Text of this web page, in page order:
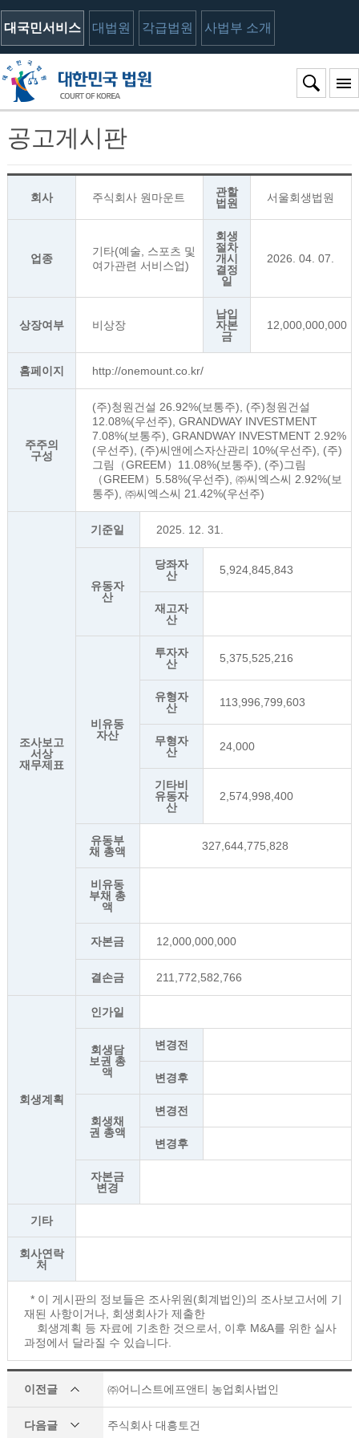
대국민서비스 대법원 각급법원 사법부 소개
공고게시판
회사 주식회사 원마운트
관할
법원
서울회생법원
업종
기타(예술, 스포츠 및
여가관련 서비스업)
회생
절차
개시
결정
일
2026. 04. 07.
상장여부 비상장
납입
자본
금
12,000,000,000
홈페이지 http://onemount.co.kr/
주주의
구성
(주)청원건설 26.92%(보통주), (주)청원건설
12.08%(우선주), GRANDWAY INVESTMENT
7.08%(보통주), GRANDWAY INVESTMENT 2.92%
(우선주), (주)씨앤에스자산관리 10%(우선주), (주)
그림（GREEM）11.08%(보통주), (주)그림
（GREEM）5.58%(우선주), ㈜씨엑스씨 2.92%(보
통주), ㈜씨엑스씨 21.42%(우선주)
조사보고
서상
재무제표
기준일 2025. 12. 31.
유동자
산
당좌자
산
5,924,845,843
재고자
산
비유동
자산
투자자
산
5,375,525,216
유형자
산
113,996,799,603
무형자
산
24,000
기타비
유동자
산
2,574,998,400
유동부
채 총액
327,644,775,828
비유동
부채 총
액
자본금 12,000,000,000
결손금 211,772,582,766
회생계획
인가일
회생담
보권 총
액
변경전
변경후
회생채
권 총액
변경전
변경후
자본금
변경
기타
회사연락
처
* 이 게시판의 정보들은 조사위원(회계법인)의 조사보고서에 기
재된 사항이거나, 회생회사가 제출한
회생계획 등 자료에 기초한 것으로서, 이후 M&A를 위한 실사
과정에서 달라질 수 있습니다.
이전글 ㈜어니스트에프앤티 농업회사법인
다음글 주식회사 대흥토건